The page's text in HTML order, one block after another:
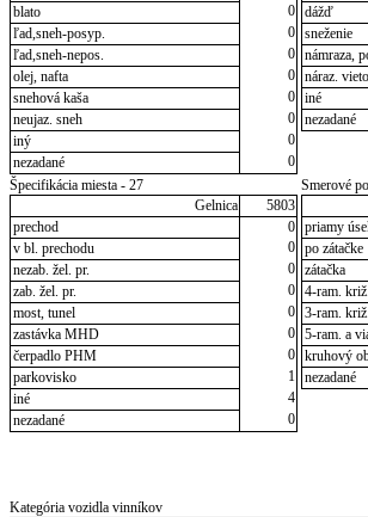
blato
0
ľad,sneh-posyp.
0
ľad,sneh-nepos.
0
olej, nafta
0
snehová kaša
0
neujaz. sneh
0
iný
0
nezadané
0
dážď
sneženie
námraza,
náraz.
iné
nezadané
Špecifikácia miesta - 27
Gelnica
5803
prechod
0
v bl. prechodu
0
nezab. žel. pr.
0
zab. žel. pr.
0
most, tunel
0
zastávka MHD
0
čerpadlo PHM
0
parkovisko
1
iné
4
nezadané
0
Smerové
priamy
po zátačke
zátačka
4-ram. križ.
3-ram. križ.
5-ram. a
kruhový
nezadané
Kategória vozidla vinníkov